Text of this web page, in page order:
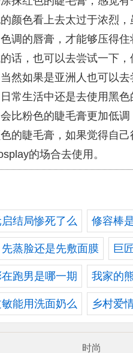
颜色看上去太过于浓烈
调的唇膏，才能够压得住
话，也可以去尝试一下
然如果是亚洲人也可以
常生活中还是去使用黑色
比粉色的睫毛膏更加低
的睫毛膏，如果觉得自
的场合去使用。
结局惨死了么 修容棒
先蒸脸还是先敷面膜 巨
跑男是哪一期 我家的
敏能用洗面奶么 乡村爱
时尚